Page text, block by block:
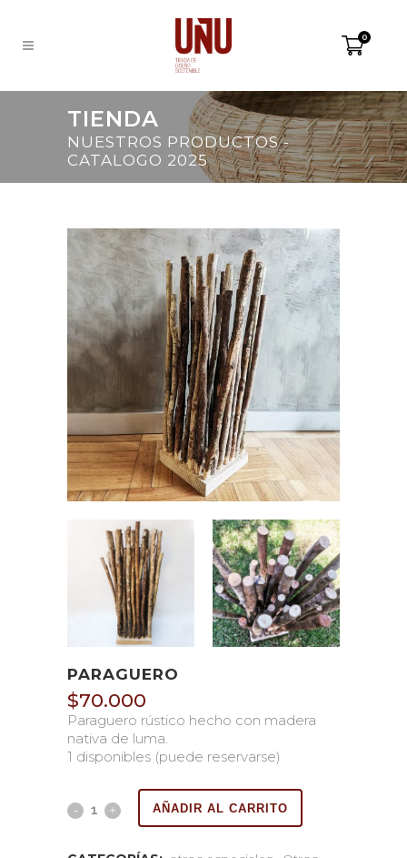
0
TIENDA
NUESTROS PRODUCTOS -
CATALOGO 2025
PARAGUERO
$70.000
Paraguero rústico hecho con madera
nativa de luma.
1 disponibles (puede reservarse)
AÑADIR AL CARRITO